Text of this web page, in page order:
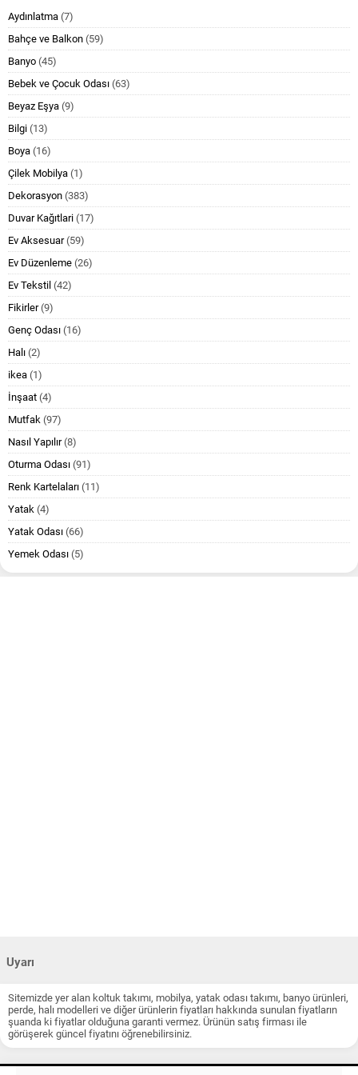
Aydınlatma (7)
Bahçe ve Balkon (59)
Banyo (45)
Bebek ve Çocuk Odası (63)
Beyaz Eşya (9)
Bilgi (13)
Boya (16)
Çilek Mobilya (1)
Dekorasyon (383)
Duvar Kağıtlari (17)
Ev Aksesuar(59)
Ev Düzenleme (26)
Ev Tekstil (42)
Fikirler(9)
Genç Odası (16)
Halı (2)
ikea (1)
İnşaat (4)
Mutfak (97)
Nasıl Yapılır(8)
Oturma Odası (91)
Renk Kartelaları (11)
Yatak (4)
Yatak Odası (66)
Yemek Odası (5)
Uyarı
Sitemizde yer alan koltuk takımı, mobilya, yatak odası takımı, banyo ürünleri,
perde, halı modelleri ve diğer ürünlerin fiyatları hakkında sunulan fiyatların
şuanda ki fiyatlar olduğuna garanti vermez. Ürünün satış firması ile
görüşerek güncel fiyatını öğrenebilirsiniz.